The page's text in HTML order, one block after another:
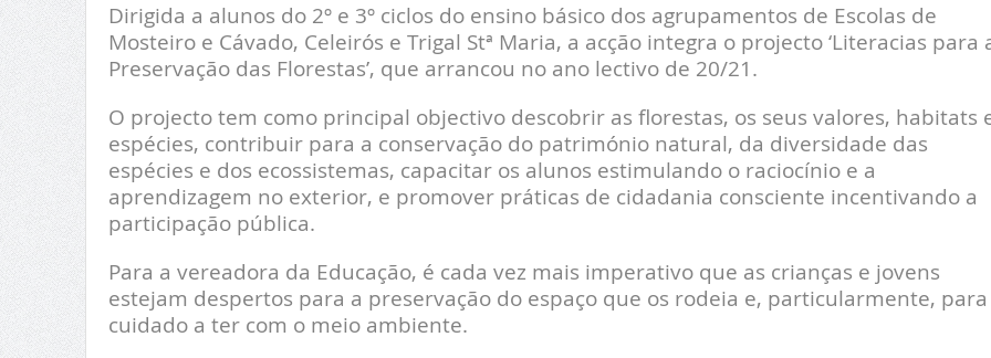
Dirigida a alunos do 2º e 3º ciclos do ensino básico dos agrupamentos de Escolas de
Mosteiro e Cávado, Celeirós e Trigal Stª Maria, a acção integra o projecto ‘Literacias para
Preservação das Florestas’, que arrancou no ano lectivo de 20/21.
O projecto tem como principal objectivo descobrir as florestas, os seus valores, habitats
espécies, contribuir para a conservação do património natural, da diversidade das
espécies e dos ecossistemas, capacitar os alunos estimulando o raciocínio e a
aprendizagem no exterior, e promover práticas de cidadania consciente incentivando a
participação pública.
Para a vereadora da Educação, é cada vez mais imperativo que as crianças e jovens
estejam despertos para a preservação do espaço que os rodeia e, particularmente,
cuidado a ter com o meio ambiente.